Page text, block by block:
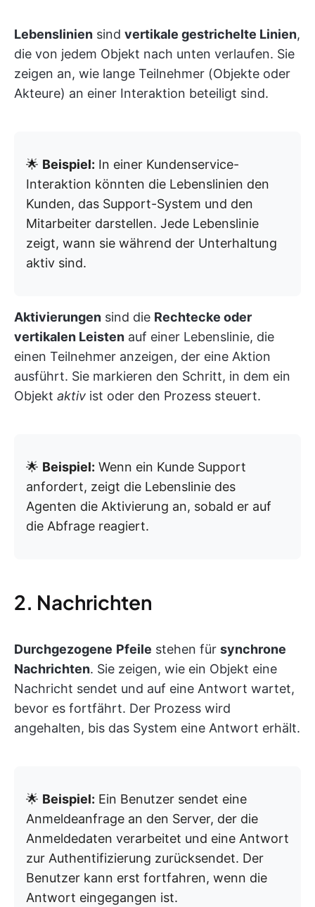
Lebenslinien sind vertikale gestrichelte Linien,
die von jedem Objekt nach unten verlaufen. Sie
zeigen an, wie lange Teilnehmer (Objekte oder
Akteure) an einer Interaktion beteiligt sind.
🌟 Beispiel: In einer Kundenservice-
Interaktion könnten die Lebenslinien den
Kunden, das Support-System und den
Mitarbeiter darstellen. Jede Lebenslinie
zeigt, wann sie während der Unterhaltung
aktiv sind.
Aktivierungen sind die Rechtecke oder
vertikalen Leisten auf einer Lebenslinie, die
einen Teilnehmer anzeigen, der eine Aktion
ausführt. Sie markieren den Schritt, in dem ein
Objekt aktiv ist oder den Prozess steuert.
🌟 Beispiel: Wenn ein Kunde Support
anfordert, zeigt die Lebenslinie des
Agenten die Aktivierung an, sobald er auf
die Abfrage reagiert.
2. Nachrichten
Durchgezogene Pfeile stehen für synchrone
Nachrichten. Sie zeigen, wie ein Objekt eine
Nachricht sendet und auf eine Antwort wartet,
bevor es fortfährt. Der Prozess wird
angehalten, bis das System eine Antwort erhält.
🌟 Beispiel: Ein Benutzer sendet eine
Anmeldeanfrage an den Server, der die
Anmeldedaten verarbeitet und eine Antwort
zur Authentifizierung zurücksendet. Der
Benutzer kann erst fortfahren, wenn die
Antwort eingegangen ist.